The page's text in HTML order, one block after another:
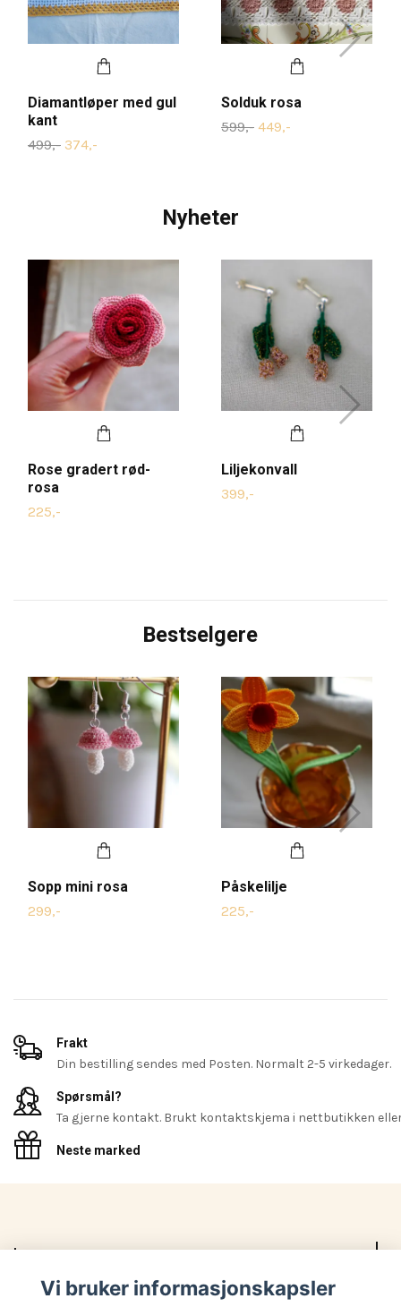
Diamantløper med gul
kant
499,- 374,-
Solduk rosa
599,- 449,-
Nyheter
Rose gradert rød-
rosa
225,-
Liljekonvall
399,-
Bestselgere
Sopp mini rosa
299,-
Påskelilje
225,-
Frakt
Din bestilling sendes med Posten. Normalt 2-5 virkedager.
Spørsmål?
Ta gjerne kontakt. Brukt kontaktskjema i nettbutikken
Neste marked
Les mer
Vi bruker informasjonskapsler